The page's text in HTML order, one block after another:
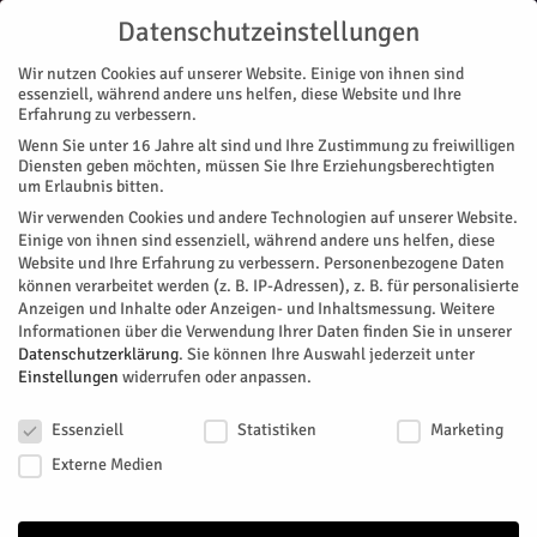
Start
« Alle Veranstaltungen
Diese Veranstaltung hat bereits stattgefunden.
AWO-Seniorennachmittag
Datenschutzeinstellungen
Wir nutzen Cookies auf unserer Website. Einige von ihnen sind
essenziell, während andere uns helfen, diese Website und Ihre
Erfahrung zu verbessern.
Wenn Sie unter 16 Jahre alt sind und Ihre Zustimmung zu freiwilligen
Diensten geben möchten, müssen Sie Ihre Erziehungsberechtigten
um Erlaubnis bitten.
Wir verwenden Cookies und andere Technologien auf unserer Website.
Einige von ihnen sind essenziell, während andere uns helfen, diese
Website und Ihre Erfahrung zu verbessern. Personenbezogene Daten
können verarbeitet werden (z. B. IP-Adressen), z. B. für personalisierte
Anzeigen und Inhalte oder Anzeigen- und Inhaltsmessung. Weitere
Informationen über die Verwendung Ihrer Daten finden Sie in unserer
Datenschutzerklärung. Sie können Ihre Auswahl jederzeit unter
Einstellungen widerrufen oder anpassen.
Essenziell
Statistiken
Marketing
Externe Medien